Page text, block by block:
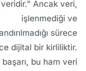
Ancak veri,
işlenmediği ve
sürece
dijital bir kirliliktir.
bu ham veri